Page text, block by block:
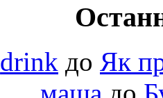
drink до Як